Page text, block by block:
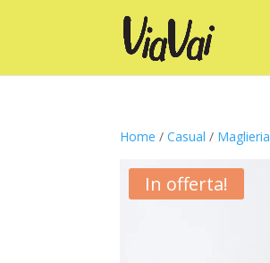
Home /Casual / Maglieria
In offerta!